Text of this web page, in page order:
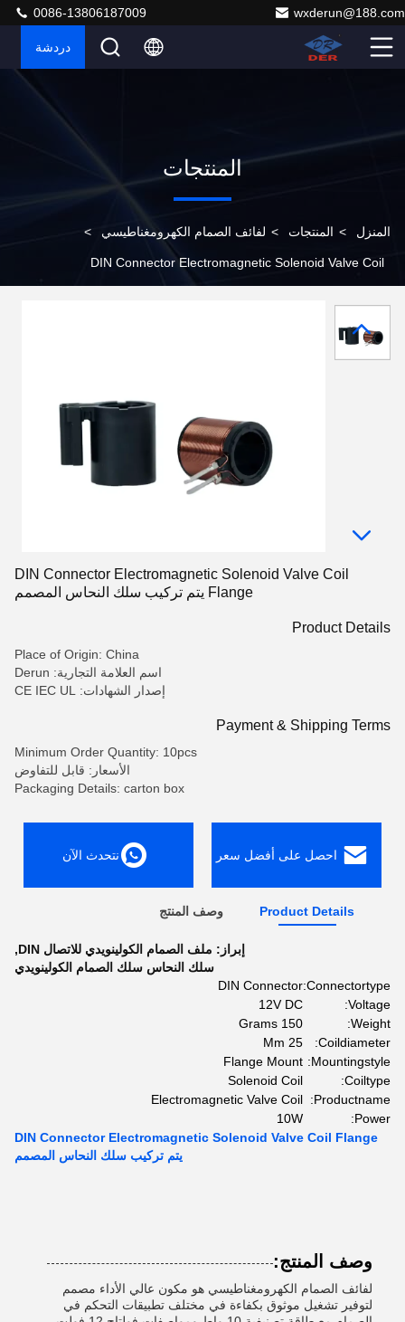
wxderun@188.com
0086-13806187009
دردشة
المنتجات
المنزل > المنتجات > لفائف الصمام الكهرومغناطيسي >
DIN Connector Electromagnetic Solenoid Valve Coil
DIN Connector Electromagnetic Solenoid Valve Coil
Flange يتم تركيب سلك النحاس المصمم
Product Details
Place of Origin: China
اسم العلامة التجارية: Derun
إصدار الشهادات: CE IEC UL
Payment & Shipping Terms
Minimum Order Quantity: 10pcs
الأسعار: قابل للتفاوض
Packaging Details: carton box
احصل على أفضل سعر نتحدث الآن
Product Details وصف المنتج
إبراز: ملف الصمام الكولينويدي للاتصال DIN
,
سلك النحاس سلك الصمام الكولينويدي
Connectortype:
DIN Connector
Voltage:
12V DC
Weight:
150 Grams
Coildiameter:
25 Mm
Mountingstyle:
Flange Mount
Coiltype:
Solenoid Coil
Productname:
Electromagnetic Valve Coil
Power:
10W
DIN Connector Electromagnetic Solenoid Valve Coil Flange
يتم تركيب سلك النحاس المصمم
وصف المنتج:
لفائف الصمام الكهرومغناطيسي هو مكون عالي الأداء مصمم
لتوفير تشغيل موثوق بكفاءة في مختلف تطبيقات التحكم في